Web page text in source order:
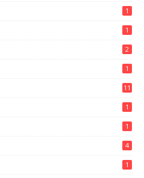
1
1
2
1
11
1
1
4
1